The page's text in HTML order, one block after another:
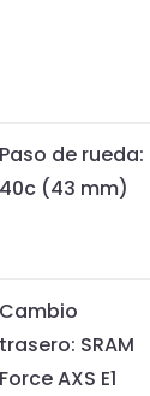
Paso de rueda:
40c (43 mm)
Cambio
trasero: SRAM
Force AXS E1